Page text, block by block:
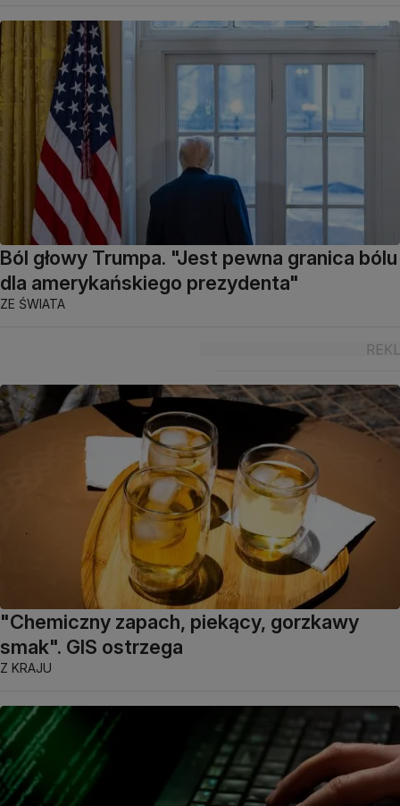
Ból głowy Trumpa. "Jest pewna granica bólu
dla amerykańskiego prezydenta"
ZE ŚWIATA
"Chemiczny zapach, piekący, gorzkawy
smak". GIS ostrzega
Z KRAJU